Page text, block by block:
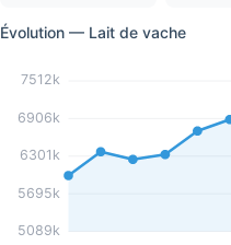
Évolution — Lait de vache
5089k
5695k
6301k
6906k
7512k